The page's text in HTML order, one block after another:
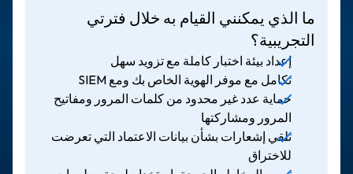
ما الذي يمكنني القيام به خلال فترتي
التجريبية؟
إعداد بيئة اختبار كاملة مع تزويد سهل
تكامل مع موفر الهوية الخاص بك ومع SIEM
حماية عدد غير محدود من كلمات المرور ومفاتيح
المرور ومشاركتها
تلقي إشعارات بشأن بيانات الاعتماد التي تعرضت
للاختراق